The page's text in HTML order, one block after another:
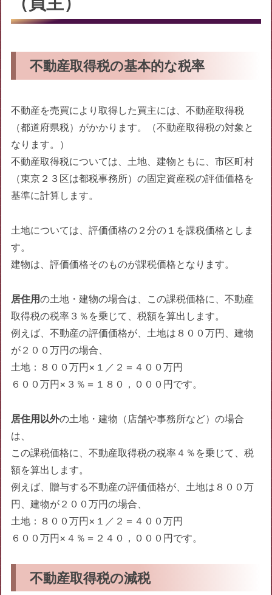
不動産取得税の基本的な税率
不動産を売買により取得した買主には、不動産取得税
（都道府県税）がかかります。（不動産取得税の対象と
なります。）
不動産取得税については、土地、建物ともに、市区町村
（東京２３区は都税事務所）の固定資産税の評価価格を
基準に計算します。
土地については、評価価格の２分の１を課税価格としま
す。
建物は、評価価格そのものが課税価格となります。
居住用の土地・建物の場合は、この課税価格に、不動産
取得税の税率３％を乗じて、税額を算出します。
例えば、不動産の評価価格が、土地は８００万円、建物
が２００万円の場合、
土地：８００万円×１／２＝４００万円
６００万円×３％＝１８０，０００円です。
居住用以外の土地・建物（店舗や事務所など）の場合
は、
この課税価格に、不動産取得税の税率４％を乗じて、税
額を算出します。
例えば、贈与する不動産の評価価格が、土地は８００万
円、建物が２００万円の場合、
土地：８００万円×１／２＝４００万円
６００万円×４％＝２４０，０００円です。
不動産取得税の減税